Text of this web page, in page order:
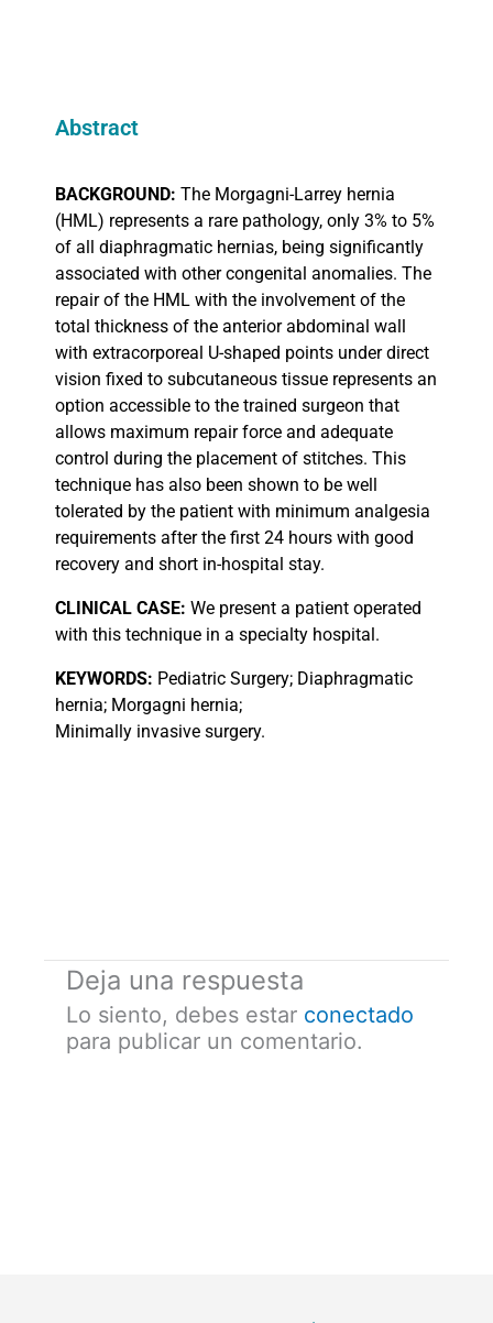
Abstract
BACKGROUND: The Morgagni-Larrey hernia
(HML) represents a rare pathology, only 3% to 5%
of all diaphragmatic hernias, being significantly
associated with other congenital anomalies. The
repair of the HML with the involvement of the
total thickness of the anterior abdominal wall
with extracorporeal U-shaped points under direct
vision fixed to subcutaneous tissue represents an
option accessible to the trained surgeon that
allows maximum repair force and adequate
control during the placement of stitches. This
technique has also been shown to be well
tolerated by the patient with minimum analgesia
requirements after the first 24 hours with good
recovery and short in-hospital stay.
CLINICAL CASE: We present a patient operated
with this technique in a specialty hospital.
KEYWORDS: Pediatric Surgery; Diaphragmatic
hernia; Morgagni hernia;
Minimally invasive surgery.
Deja una respuesta
Lo siento, debes estar conectado
para publicar un comentario.